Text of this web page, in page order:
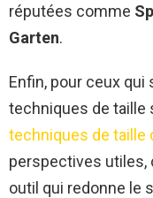
réputées comme
Garten.
Enfin, pour ceux
techniques de taille
techniques de taille
perspectives utiles,
outil qui redonne le